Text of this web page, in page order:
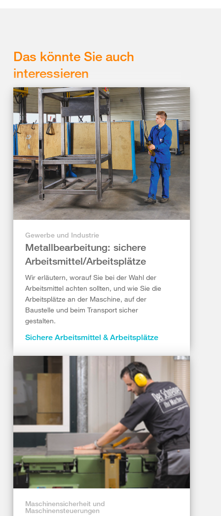
Das könnte Sie auch
interessieren
Gewerbe und Industrie
Metallbearbeitung: sichere
Arbeitsmittel/Arbeitsplätze
Wir erläutern, worauf Sie bei der Wahl der
Arbeitsmittel achten sollten, und wie Sie die
Arbeitsplätze an der Maschine, auf der
Baustelle und beim Transport sicher
gestalten.
Sichere Arbeitsmittel & Arbeitsplätze
Maschinensicherheit und
Maschinensteuerungen